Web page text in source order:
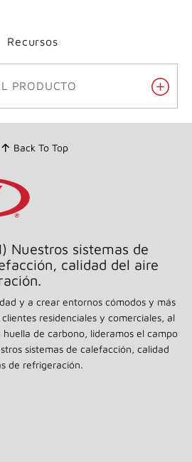
Recursos
PRODUCTO
Back To Top
Nuestros sistemas de
calidad del aire
y a crear entornos cómodos y más
residenciales y comerciales, al
de carbono, lideramos el campo
sistemas de calefacción, calidad
de refrigeración.